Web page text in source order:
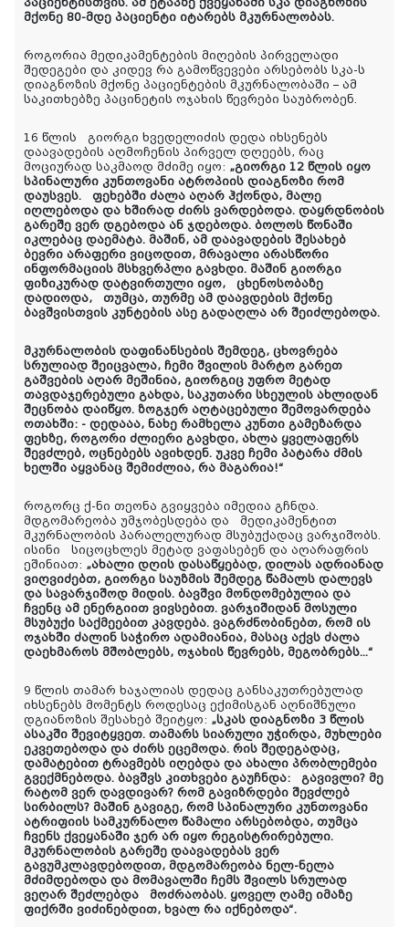
პაციენტისთვის. ამ ეტაპზე ქვეყანაში სკა დიაგნოზის
მქონე 80-მდე პაციენტი იტარებს მკურნალობას.
როგორია მედიკამენტების მიღების პირველადი
შედეგები და კიდევ რა გამოწვევები არსებობს სკა-ს
დიაგნოზის მქონე პაციენტების მკურნალობაში – ამ
საკითხებზე პაცინეტის ოჯახის წევრები საუბრობენ.
16 წლის გიორგი ხვედელიძის დედა იხსენებს
დაავადების აღმოჩენის პირველ დღეებს, რაც
მოციურად საკმაოდ მძიმე იყო: „გიორგი 12 წლის იყო
სპინალური კუნთოვანი ატროპიის დიაგნოზი რომ
დაუსვეს. ფეხებში ძალა აღარ ჰქონდა, მალე
იღლებოდა და ხშირად ძირს ვარდებოდა. დაყრდნობის
გარეშე ვერ დგებოდა ან ჯდებოდა. ბოლოს წონაში
იკლებაც დაემატა. მაშინ, ამ დაავადების შესახებ
ბევრი არაფერი ვიცოდით, მრავალი არასწორი
ინფორმაციის მსხვერპლი გავხდი. მაშინ გიორგი
ფიზიკურად დატვირთული იყო, ცხენოსობაზე
დადიოდა, თუმცა, თურმე ამ დაავდების მქონე
ბავშვისთვის კუნტების ასე გადაღლა არ შეიძლებოდა.
მკურნალობის დაფინანსების შემდეგ, ცხოვრება
სრულიად შეიცვალა, ჩემი შვილის მარტო გარეთ
გაშვების აღარ მეშინია, გიორგიც უფრო მეტად
თავდაჯერებული გახდა, საკუთარი სხეულის ახლიდან
შეცნობა დაიწყო. ზოგჯერ აღტაცებული შემოვარდება
ოთახში: - დედააა, ნახე რამხელა კუნთი გამეზარდა
ფეხზე, როგორი ძლიერი გავხდი, ახლა ყველაფერს
შევძლებ, ოცნებებს ავიხდენ. უკვე ჩემი პატარა ძმის
ხელში აყვანაც შემიძლია, რა მაგარია!“
როგორც ქ-ნი თეონა გვიყვება იმედია გჩნდა.
მდგომარეობა უმჯობესდება და მედიკამენტით
მკურნალობის პარალელურად მსუბუქადაც ვარჯიშობს.
ისინი სიცოცხლეს მეტად ვაფასებენ და აღარაფრის
ეშინიათ: „ახალი დღის დასაწყებად, დილას ადრიანად
ვიღვიძებთ, გიორგი საუზმის შემდეგ წამალს დალევს
და სავარჯიშოდ მიდის. ბავშვი მონდომებულია და
ჩვენც ამ ენერგიით ვივსებით. ვარჯიშიდან მოსული
მსუბუქი საქმეებით კავდება. ვაგრძნობინებთ, რომ ის
ოჯახში ძალინ საჭირო ადამიანია, მასაც აქვს ძალა
დაეხმაროს მშობლებს, ოჯახის წევრებს, მეგობრებს...“
9 წლის თამარ ხაჯალიას დედაც განსაკუთრებულად
იხსენებს მომენტს როდესაც ექიმისგან აღნიშნული
დგიანოზის შესახებ შეიტყო: „სკას დიაგნოზი 3 წლის
ასაკში შევიტყვეთ. თამარს სიარული უჭირდა, მუხლები
ეკვეთებოდა და ძირს ეცემოდა. რის შედეგადაც,
დამატებით ტრავმებს იღებდა და ახალი პრობლემები
გვექმნებოდა. ბავშვს კითხვები გაუჩნდა: გავივლი? მე
რატომ ვერ დავდივარ? რომ გავიზრდები შევძლებ
სირბილს? მაშინ გავიგე, რომ სპინალური კუნთოვანი
ატრიფიის სამკურნალო წამალი არსებობდა, თუმცა
ჩვენს ქვეყანაში ჯერ არ იყო რეგისტრირებული.
მკურნალობის გარეშე დაავადებას ვერ
გავუმკლავდებოდით, მდგომარეობა ნელ-ნელა
მძიმდებოდა და მომავალში ჩემს შვილს სრულად
ვეღარ შეძლებდა მოძრაობას. ყოველ ღამე იმაზე
ფიქრში ვიძინებდით, ხვალ რა იქნებოდა“.